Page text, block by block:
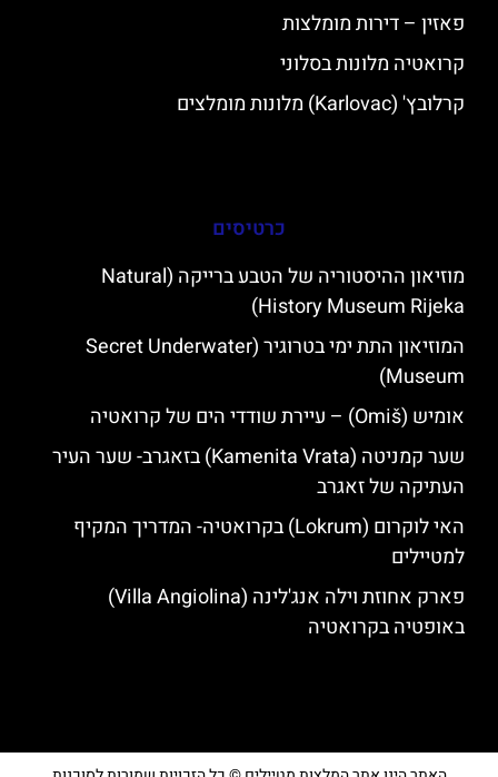
פאזין – דירות מומלצות
קרואטיה מלונות בסלוני
קרלובץ' (Karlovac) מלונות מומלצים
כרטיסים
מוזיאון ההיסטוריה של הטבע ברייקה (Natural
History Museum Rijeka)
המוזיאון התת ימי בטרוגיר (Secret Underwater
Museum)
אומיש (Omiš) – עיירת שודדי הים של קרואטיה
שער קמניטה (Kamenita Vrata) בזאגרב- שער העיר
העתיקה של זאגרב
האי לוקרום (Lokrum) בקרואטיה- המדריך המקיף
למטיילים
פארק אחוזת וילה אנג'לינה (Villa Angiolina)
באופטיה בקרואטיה